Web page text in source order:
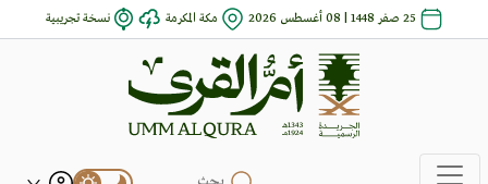
25 صفر 1448 | 08 أغسطس 2026 مكة المكرمة نسخة تجريبية